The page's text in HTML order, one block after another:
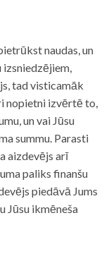
naudas, un
tad visticamāk
nopietni izvērtē to,
un vai Jūsu
summu. Parasti
aizdevējs arī
paliks finanšu
piedāvā Jums
Jūsu ikmēneša